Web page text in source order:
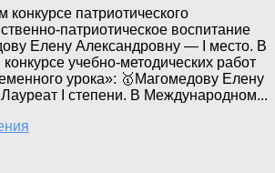
патриотического
патриотическое воспитание
Елену Александровну — I место. В
учебно-методических работ
урока»: 🥇Магомедову Елену
I степени. В Международном...